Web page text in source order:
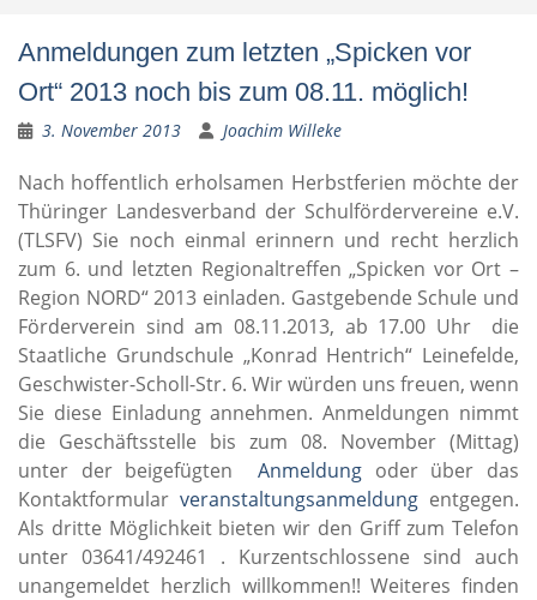
Anmeldungen zum letzten „Spicken vor
Ort“ 2013 noch bis zum 08.11. möglich!
3. November 2013 Joachim Willeke
Nach hoffentlich erholsamen Herbstferien möchte der
Thüringer Landesverband der Schulfördervereine e.V.
(TLSFV) Sie noch einmal erinnern und recht herzlich
zum 6. und letzten Regionaltreffen „Spicken vor Ort –
Region NORD“ 2013 einladen. Gastgebende Schule und
Förderverein sind am 08.11.2013, ab 17.00 Uhr die
Staatliche Grundschule „Konrad Hentrich“ Leinefelde,
Geschwister-Scholl-Str. 6. Wir würden uns freuen, wenn
Sie diese Einladung annehmen. Anmeldungen nimmt
die Geschäftsstelle bis zum 08. November (Mittag)
unter der beigefügtenAnmeldung oder über das
Kontaktformular veranstaltungsanmeldung entgegen.
Als dritte Möglichkeit bieten wir den Griff zum Telefon
unter 03641/492461 . Kurzentschlossene sind auch
unangemeldet herzlich willkommen!! Weiteres finden